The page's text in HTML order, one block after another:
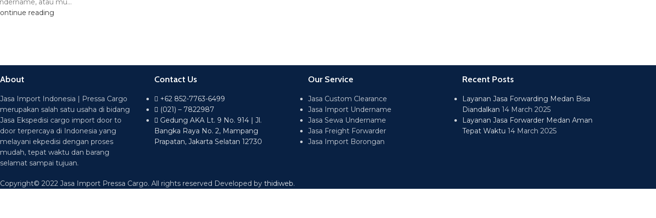
atau mu...
reading
About
Jasa Import Indonesia | Pressa Cargo
merupakan salah satu usaha di bidang
Jasa Ekspedisi cargo import door to
door terpercaya di Indonesia yang
melayani ekpedisi dengan proses
mudah, tepat waktu dan barang
selamat sampai tujuan.
Contact Us
+62 852-7763-6499
(021) – 7822987
Gedung AKA Lt. 9 No. 914 | Jl.
Bangka Raya No. 2, Mampang
Prapatan, Jakarta Selatan 12730
Our Service
Jasa Custom Clearance
Jasa Import Undername
Jasa Sewa Undername
Jasa Freight Forwarder
Jasa Import Borongan
Recent Posts
Layanan Jasa Forwarding Medan Bisa
Diandalkan 14 March 2025
Layanan Jasa Forwarder Medan Aman
Tepat Waktu 14 March 2025
Copyright© 2022 Jasa Import Pressa Cargo. All rights reserved Developed by thidiweb.